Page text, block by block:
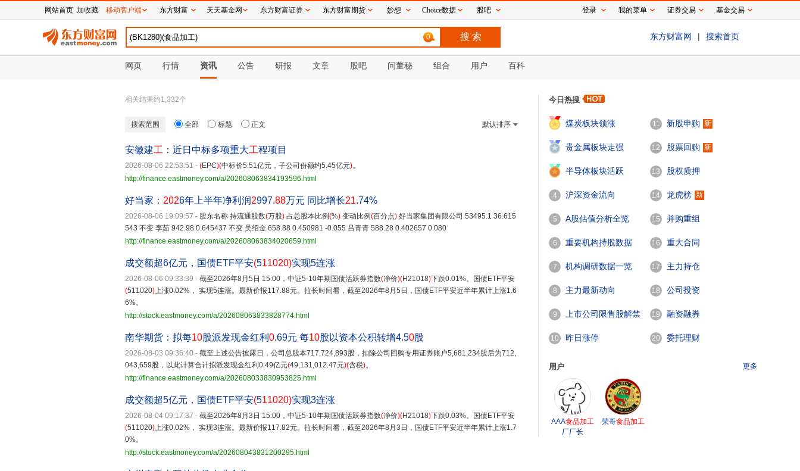
0 东方财富网 | 搜索首页
网页 行情 资讯 公告 研报 文章 股吧 问董秘 组合 用户 百科
相关结果约1,332个
搜索范围 全部 标题 正文 默认排序
安徽建工 ：近日中标多项重大工程项目
2026-08-06 22:53:51 - (EPC)(中标价5.51亿元，子公司份额约5.45亿元)。
http://finance.eastmoney.com/a/202608063834193596.html
好当家： 2026年上半年净利润2997.88万元 同比增长21.74%
2026-08-06 19:09:57 - 股东名称 持流通股数(万股) 占总股本比例(%) 变动比例(百分点) 好当家集团有限公司 53495.1 36.615
543 不变 李茹 942.98 0.645437 不变 吴绍金 658.88 0.450981 -0.055 吕青青 588.28 0.402657 0.080
http://finance.eastmoney.com/a/202608063834020659.html
成交额超6亿元，国债ETF平安(511020)实现5连涨
2026-08-06 09:33:39 - 截至2026年8月5日 15:00，中证5-10年期国债活跃券指数(净价)(H21018)下跌0.01%。国债ETF平安
(511020)上涨0.02%， 实现5连涨。最新价报117.88元。拉长时间看，截至2026年8月5日，国债ETF平安近半年累计上涨1.6
6%。
http://stock.eastmoney.com/a/202608063833828774.html
南华期货：拟每10股派发现金红利 0.69元 每10股以资本公积转增4.50股
2026-08-03 09:36:40 - 截至上述公告披露日，公司总股本717,724,893股，扣除公司回购专用证券账户5,681,234股后为712,
043,659股，以此计算合计拟派发现金红利0.49亿元(49,131,012.47元)(含税)。
http://finance.eastmoney.com/a/202608033830953825.html
成交额超5亿元，国债ETF平安(511020)实现3连涨
2026-08-04 09:17:37 - 截至2026年8月3日 15:00，中证5-10年期国债活跃券指数(净价)(H21018)下跌0.03%。国债ETF平安
(511020)上涨0.02%， 实现3连涨。最新价报117.82元。拉长时间看，截至2026年8月3日，国债ETF平安近半年累计上涨1.7
0%。
http://stock.eastmoney.com/a/202608043831200295.html
今日热搜
煤炭板块领涨
2
贵金属板块走强
3
半导体板块活跃
4 沪深资金流向
5 A股估值分析全览
6 重要机构持股数据
7 机构调研数据一览
8 主力最新动向
9 上市公司限售股解禁
一览
10 昨日涨停
11 新股申购 新
12 股票回购 新
13 股权质押
14 龙虎榜 新
15 并购重组
16 重大合同
17 主力持仓
18 公司投资
19 融资融券
20 委托理财
用户 更多
AAA食品加工
厂厂长
荣哥食品加工
网站首页 加收藏 移动客户端 东方财富 天天基金网 东方财富证券 东方财富期货 妙想 Choice数据 股吧 登录 我的菜单 证券交易 基金交易